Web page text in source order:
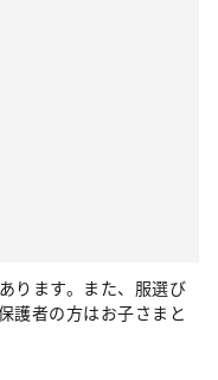
ります。また、服選び
護者の方はお子さまと